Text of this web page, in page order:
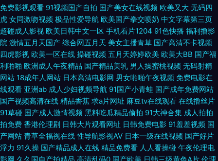
月深爱激情 www激情五月婷婷 日本成人在线不卡 91偷自网 麻豆精品传媒国
产 91大神双飞闺蜜人妻 国产精品免费久久 五月天涩涩 肏福利社 三级片com
91综合苹果视频 人人人人人爱插av 91群交熟妇 密挑免费版官网入口 91官方
传谋免费线观看 黄色妇片国际性情 91传媒在线观 九一在线传媒 91成人黄色
电影大全 国内情侣视频在线91 亚洲精品国产区 不卡AV电影网站 日韩A视频
91丝袜按摩 久久九九视频免费 国产精品99久久 91在线青娱乐 97骚资源总站
精品国产不卡一区 91大神系列在线观看 99热操一本道 国产精品成人国产乱
免费影视观看 91视频国产自拍 国产美女在线视频 欧美又大 无码四
虎 女同激吻视频 极品性爱导航 欧美国产拳交喷奶 中文字幕第三页
超碰成人影视 欧美日韩中文一区 手机看片1204 91色快播 福利撸影
院 激情五月天国产 综合网五月天 美女主播青草 国产高清不卡视频
四虎影视 欧美一区在线 操碰视频 五月天婷婷欧美 欧美大BB 国产福
利啪啪 欧洲成人午夜精品 国产精品美乳 男人操蜜桃视频 无码射精
网站 18成年人网站 日本高清电影网 男女啪啪午夜视频 免费电影在
线观看 亚洲ab 成人少妇视频导航 91国产小青蛙 国产成年免费网站
国产视频高清在线 精品香蕉 求a片网址 麻豆tv在线观看 在线撸丝片
91草碰 国产成人激情视频 黑料吃瓜精品偷拍 91大神合集 成人拍拍
拍免费 香港伦理剧 日韩大片观看网址 日韩免费电影 91羞羞视频 国
产网站 青草全福视在线 性导航影视AV 日本一级在线视频 国产好片
浮力 91久操 国产精品成人在线 精品免费看 人人看操碰 午夜伦理电